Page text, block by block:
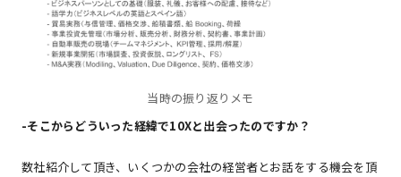
当時の振り返りメモ
-そこからどういった経緯で10Xと出会ったのですか？
数社紹介して頂き、いくつかの会社の経営者とお話をする機会を頂